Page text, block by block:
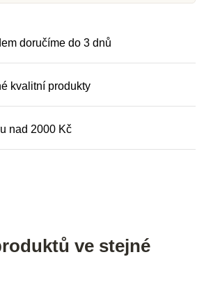
doručíme do 3 dnů
kvalitní produkty
nad 2000 Kč
ve stejné